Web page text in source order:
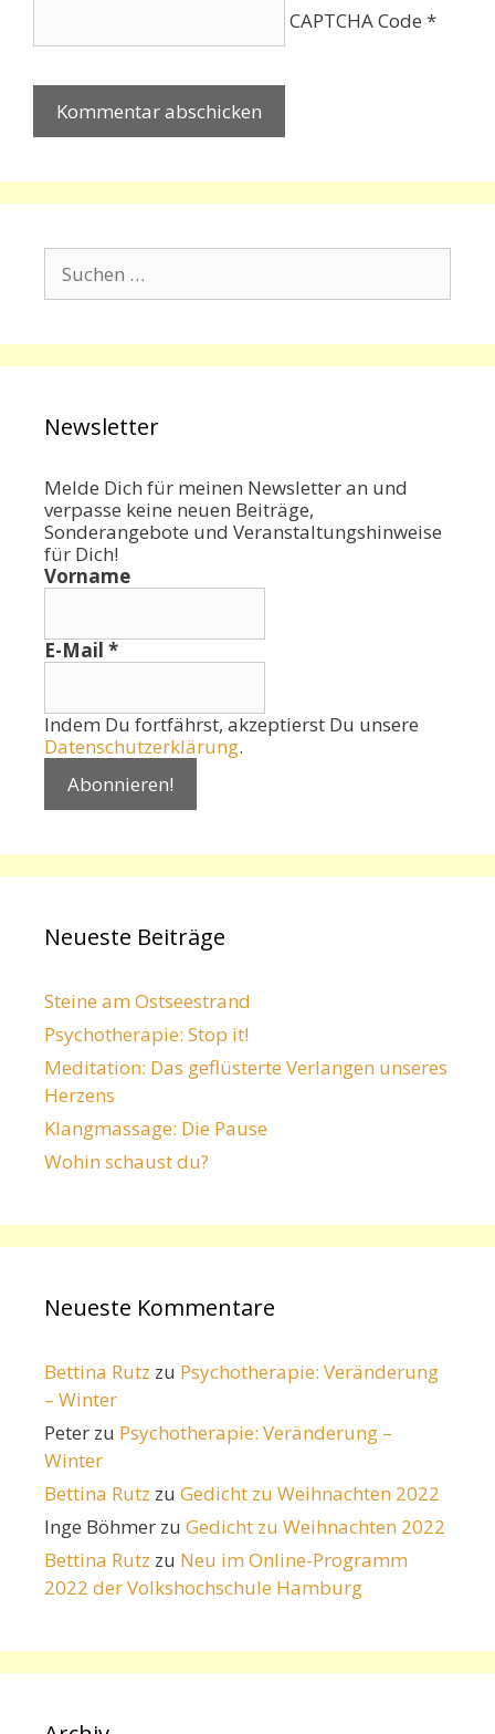
CAPTCHA Code *
nach:
Newsletter
Melde Dich für meinen Newsletter an und
verpasse keine neuen Beiträge,
Sonderangebote und Veranstaltungshinweise
für Dich!
Vorname
E-Mail *
Indem Du fortfährst, akzeptierst Du unsere
Datenschutzerklärung.
Neueste Beiträge
Steine am Ostseestrand
Psychotherapie: Stop it!
Meditation: Das geflüsterte Verlangen unseres
Herzens
Klangmassage: Die Pause
Wohin schaust du?
Neueste Kommentare
Bettina Rutz zu Psychotherapie: Veränderung
– Winter
Peter zu Psychotherapie: Veränderung –
Winter
Bettina Rutz zu Gedicht zu Weihnachten 2022
Inge Böhmer zu Gedicht zu Weihnachten 2022
Bettina Rutz zu Neu im Online-Programm
2022 der Volkshochschule Hamburg